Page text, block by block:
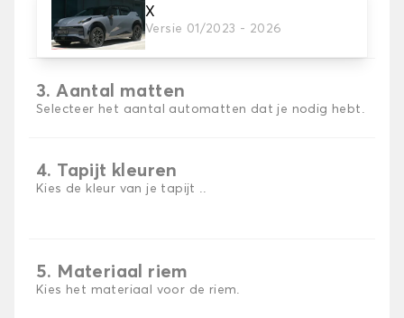
X
Versie 01/2023 - 2026
2. Materiaal
Kies het materiaal van uw automatten
3. Aantal matten
Selecteer het aantal automatten dat je nodig hebt.
4. Tapijt kleuren
Kies de kleur van je tapijt ..
5. Materiaal riem
Kies het materiaal voor de riem.